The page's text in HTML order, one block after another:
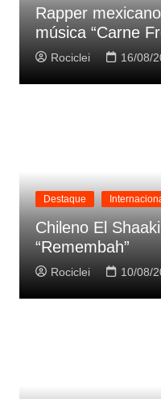
Rapper
música “Carne
Rociclei 16/08/
Destaque
Chileno El
“Remembah”
Rociclei 10/08/